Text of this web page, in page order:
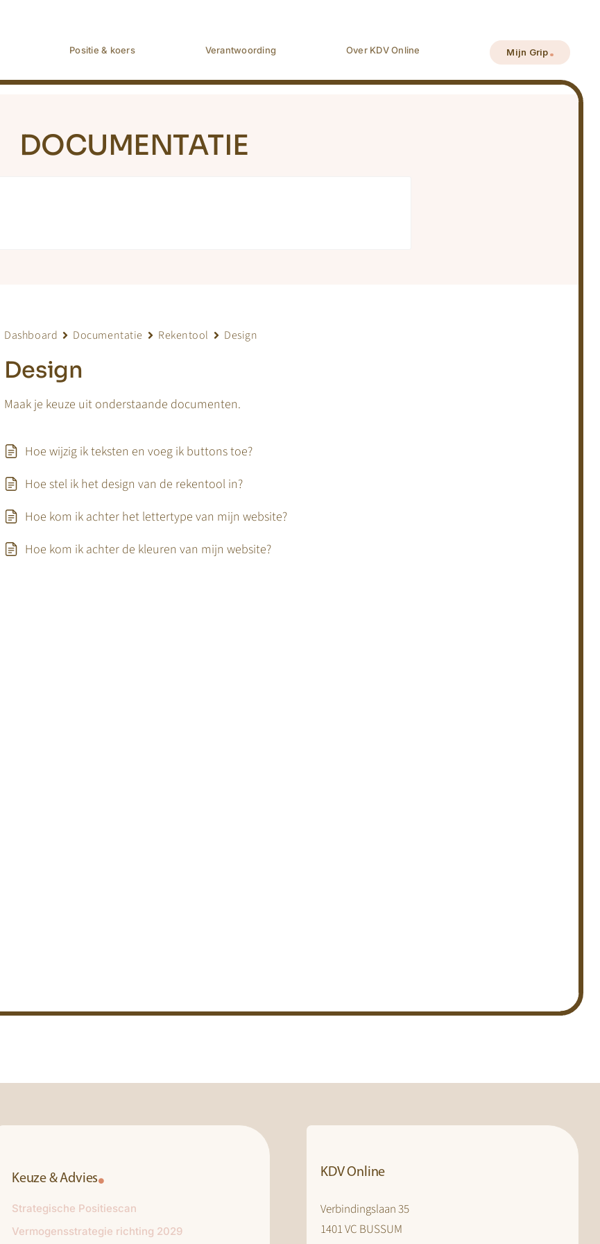
Positie & koers Verantwoording Over KDV Online Mijn Grip
DOCUMENTATIE
Dashboard Documentatie Rekentool Design
Design
Maak je keuze uit onderstaande documenten.
Hoe wijzig ik teksten en voeg ik buttons toe?
Hoe stel ik het design van de rekentool in?
Hoe kom ik achter het lettertype van mijn website?
Hoe kom ik achter de kleuren van mijn website?
Keuze & Advies
Strategische Positiescan
Vermogensstrategie richting 2029
KDV Online
Verbindingslaan 35
1401 VC BUSSUM